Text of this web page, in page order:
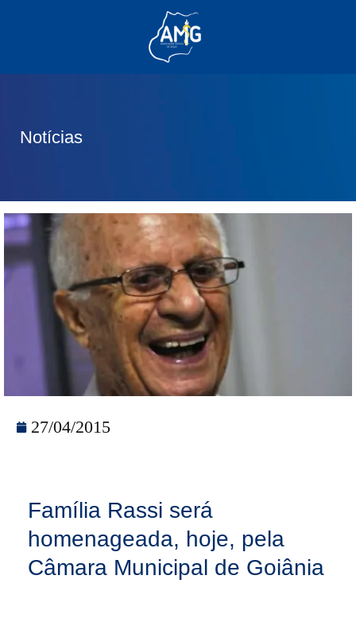
Notícias
27/04/2015
Família Rassi será
homenageada, hoje, pela
Câmara Municipal de Goiânia